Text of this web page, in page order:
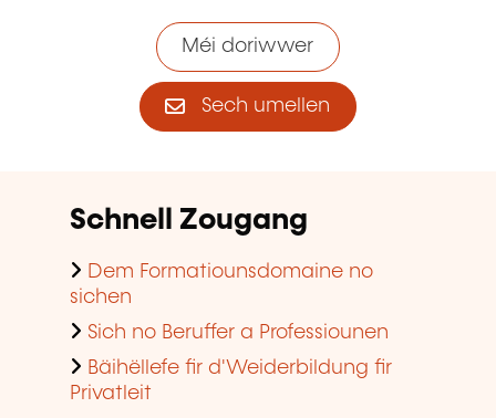
Méi doriwwer
Sech umellen
Schnell Zougang
Dem Formatiounsdomaine no
sichen
Sich no Beruffer a Professiounen
Bäihëllefe fir d'Weiderbildung fir
Privatleit